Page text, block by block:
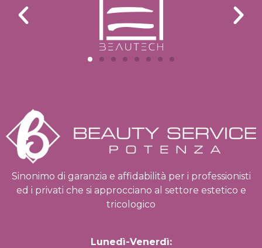
Sinonimo di garanzia e affidabilità per i professionisti
ed i privati che si approcciano al settore estetico e
tricologico
Lunedì-Venerdì: